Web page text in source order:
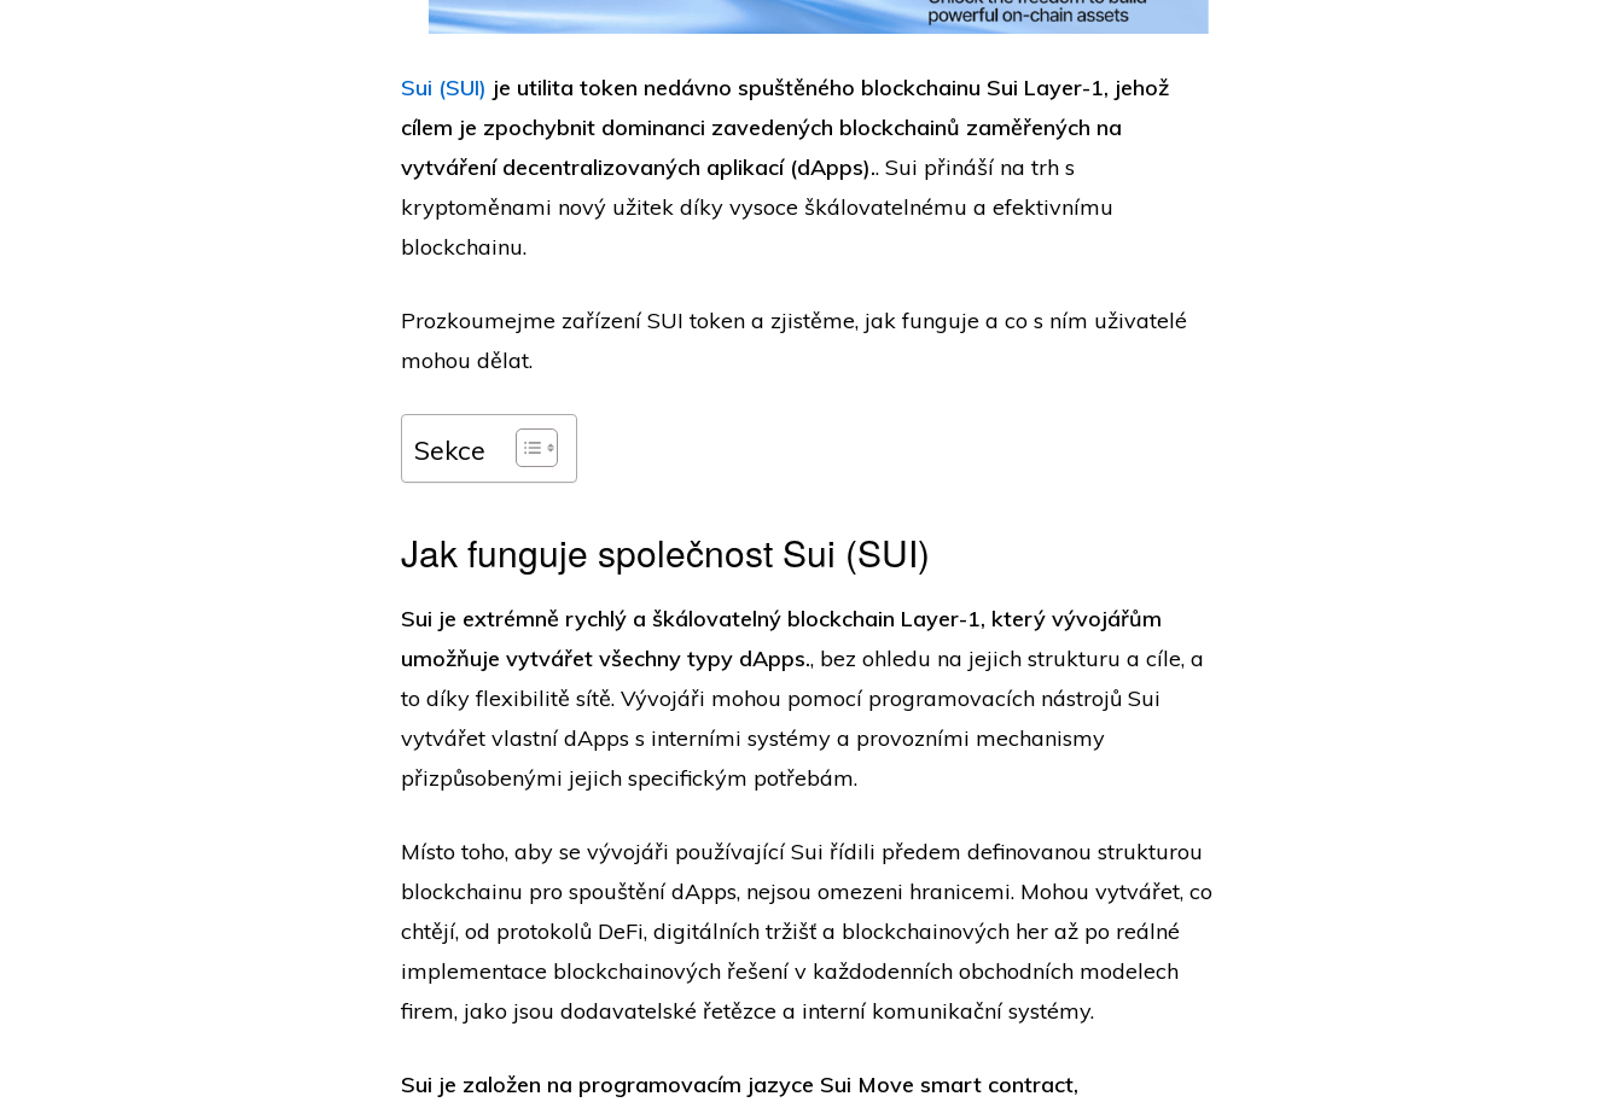
Sui (SUI) je utilita token nedávno spuštěného blockchainu Sui Layer-1, jehož
cílem je zpochybnit dominanci zavedených blockchainů zaměřených na
vytváření decentralizovaných aplikací (dApps).. Sui přináší na trh s
kryptoměnami nový užitek díky vysoce škálovatelnému a efektivnímu
blockchainu.
Prozkoumejme zařízení SUI token a zjistěme, jak funguje a co s ním uživatelé
mohou dělat.
Sekce
Jak funguje společnost Sui (SUI)
Sui je extrémně rychlý a škálovatelný blockchain Layer-1, který vývojářům
umožňuje vytvářet všechny typy dApps., bez ohledu na jejich strukturu a cíle, a
to díky flexibilitě sítě. Vývojáři mohou pomocí programovacích nástrojů Sui
vytvářet vlastní dApps s interními systémy a provozními mechanismy
přizpůsobenými jejich specifickým potřebám.
Místo toho, aby se vývojáři používající Sui řídili předem definovanou strukturou
blockchainu pro spouštění dApps, nejsou omezeni hranicemi. Mohou vytvářet, co
chtějí, od protokolů DeFi, digitálních tržišť a blockchainových her až po reálné
implementace blockchainových řešení v každodenních obchodních modelech
firem, jako jsou dodavatelské řetězce a interní komunikační systémy.
Sui je založen na programovacím jazyce Sui Move smart contract,